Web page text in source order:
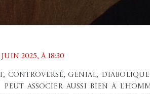
2025, À 18:30
controversé, génial,
associer aussi bien à